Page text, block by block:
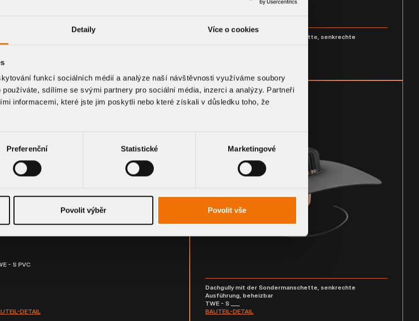
Detaily Více o cookies
funkcí sociálních médií a analýze naší návštěvnosti využíváme soubory
sdílíme se svými partnery pro sociální média, inzerci a analýzy. Partneři
informacemi, které jste jim poskytli nebo které získali v důsledku toho, že
Preferenční Statistické Marketingové
Povolit výběr Povolit vše
DETAIL
Dachgully mit der Sondermanschette, senkrechte
mit PVC-Manschette, senkrechte Ausführung,
- S PVC
DETAIL
Dachgully mit der Sondermanschette, senkrechte
Ausführung, beheizbar
TWE - S ___
BAUTEIL-DETAIL